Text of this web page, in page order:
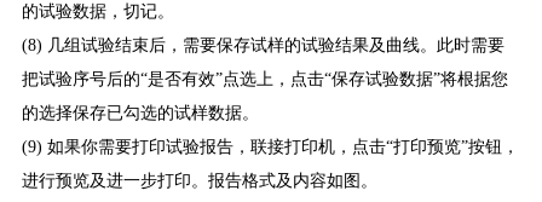
的试验数据，切记。
(8) 几组试验结束后，需要保存试样的试验结果及曲线。此时需要
把试验序号后的“是否有效”点选上，点击“保存试验数据”将根据您
的选择保存已勾选的试样数据。
(9) 如果你需要打印试验报告，联接打印机，点击“打印预览”按钮，
进行预览及进一步打印。报告格式及内容如图。